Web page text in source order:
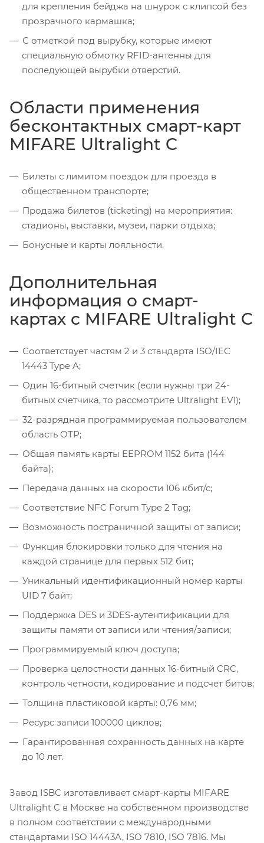
для крепления бейджа на шнурок с клипсой без
прозрачного кармашка;
С отметкой под вырубку, которые имеют
специальную обмотку RFID-антенны для
последующей вырубки отверстий.
Области применения
бесконтактных смарт-карт
MIFARE Ultralight C
Билеты с лимитом поездок для проезда в
общественном транспорте;
Продажа билетов (ticketing) на мероприятия:
стадионы, выставки, музеи, парки отдыха;
Бонусные и карты лояльности.
Дополнительная
информация о смарт-
картах с MIFARE Ultralight C
Соответствует частям 2 и 3 стандарта ISO/IEC
14443 Type A;
Один 16-битный счетчик (если нужны три 24-
битных счетчика, то рассмотрите Ultralight EV1);
32-разрядная программируемая пользователем
область OTP;
Общая память карты EEPROM 1152 бита (144
байта);
Передача данных на скорости 106 кбит/с;
Соответствие NFC Forum Type 2 Tag;
Возможность постраничной защиты от записи;
Функция блокировки только для чтения на
каждой странице для первых 512 бит;
Уникальный идентификационный номер карты
UID 7 байт;
Поддержка DES и 3DES-аутентификации для
защиты памяти от записи или чтения/записи;
Программируемый ключ доступа;
Проверка целостности данных 16-битный CRC,
контроль четности, кодирование и подсчет битов;
Толщина пластиковой карты: 0,76 мм;
Ресурс записи 100000 циклов;
Гарантированная сохранность данных на карте
до 10 лет.
Завод ISBC изготавливает смарт-карты MIFARE
Ultralight C в Москве на собственном производстве
в полном соответствии с международными
стандартами ISO 14443A, ISO 7810, ISO 7816. Мы